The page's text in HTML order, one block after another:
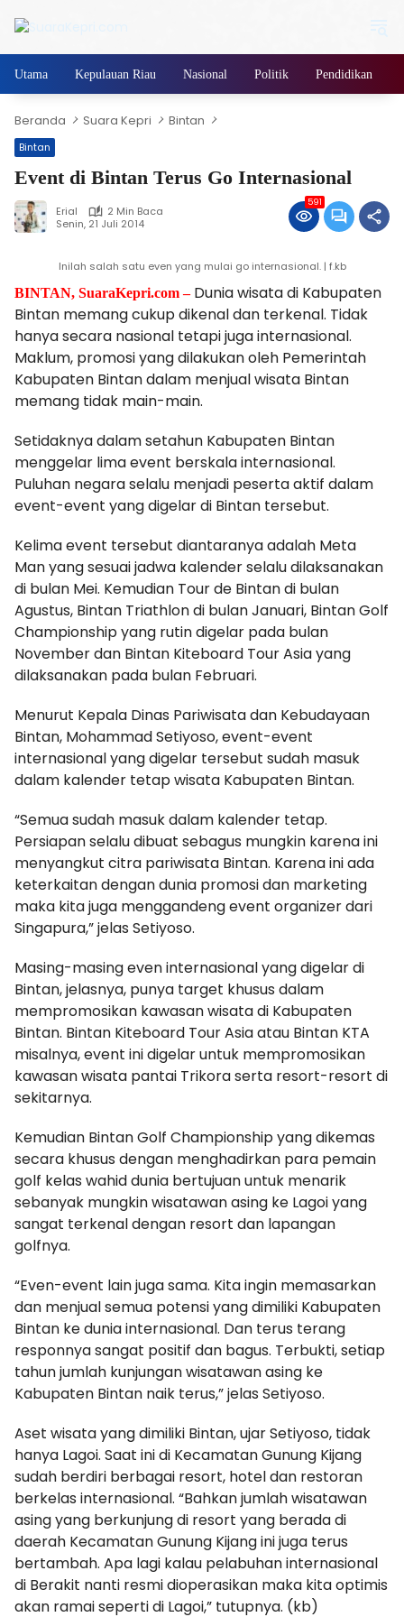
Utama Kepulauan Riau Nasional Politik Pendidikan
Beranda Suara Kepri Bintan
Bintan
Event di Bintan Terus Go Internasional
Erial
2 Min Baca
Senin, 21 Juli 2014
591
Inilah salah satu even yang mulai go internasional. | f.kb
BINTAN, SuaraKepri.com – Dunia wisata di Kabupaten
Bintan memang cukup dikenal dan terkenal. Tidak
hanya secara nasional tetapi juga internasional.
Maklum, promosi yang dilakukan oleh Pemerintah
Kabupaten Bintan dalam menjual wisata Bintan
memang tidak main-main.
Setidaknya dalam setahun Kabupaten Bintan
menggelar lima event berskala internasional.
Puluhan negara selalu menjadi peserta aktif dalam
event-event yang digelar di Bintan tersebut.
Kelima event tersebut diantaranya adalah Meta
Man yang sesuai jadwa kalender selalu dilaksanakan
di bulan Mei. Kemudian Tour de Bintan di bulan
Agustus, Bintan Triathlon di bulan Januari, Bintan Golf
Championship yang rutin digelar pada bulan
November dan Bintan Kiteboard Tour Asia yang
dilaksanakan pada bulan Februari.
Menurut Kepala Dinas Pariwisata dan Kebudayaan
Bintan, Mohammad Setiyoso, event-event
internasional yang digelar tersebut sudah masuk
dalam kalender tetap wisata Kabupaten Bintan.
“Semua sudah masuk dalam kalender tetap.
Persiapan selalu dibuat sebagus mungkin karena ini
menyangkut citra pariwisata Bintan. Karena ini ada
keterkaitan dengan dunia promosi dan marketing
maka kita juga menggandeng event organizer dari
Singapura,” jelas Setiyoso.
Masing-masing even internasional yang digelar di
Bintan, jelasnya, punya target khusus dalam
mempromosikan kawasan wisata di Kabupaten
Bintan. Bintan Kiteboard Tour Asia atau Bintan KTA
misalnya, event ini digelar untuk mempromosikan
kawasan wisata pantai Trikora serta resort-resort di
sekitarnya.
Kemudian Bintan Golf Championship yang dikemas
secara khusus dengan menghadirkan para pemain
golf kelas wahid dunia bertujuan untuk menarik
sebanyak mungkin wisatawan asing ke Lagoi yang
sangat terkenal dengan resort dan lapangan
golfnya.
“Even-event lain juga sama. Kita ingin memasarkan
dan menjual semua potensi yang dimiliki Kabupaten
Bintan ke dunia internasional. Dan terus terang
responnya sangat positif dan bagus. Terbukti, setiap
tahun jumlah kunjungan wisatawan asing ke
Kabupaten Bintan naik terus,” jelas Setiyoso.
Aset wisata yang dimiliki Bintan, ujar Setiyoso, tidak
hanya Lagoi. Saat ini di Kecamatan Gunung Kijang
sudah berdiri berbagai resort, hotel dan restoran
berkelas internasional. “Bahkan jumlah wisatawan
asing yang berkunjung di resort yang berada di
daerah Kecamatan Gunung Kijang ini juga terus
bertambah. Apa lagi kalau pelabuhan internasional
di Berakit nanti resmi dioperasikan maka kita optimis
akan ramai seperti di Lagoi,” tutupnya. (kb)